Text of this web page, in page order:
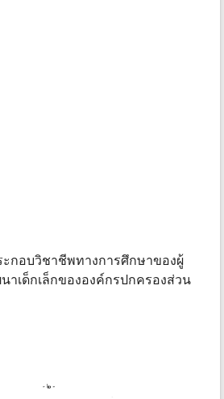
กอบวิชาชีพทางการศึกษาของผู้
เด็กเล็กขององค์กรปกครองส่วน